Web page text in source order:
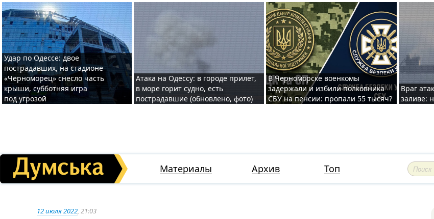
Удар по Одессе: двое
пострадавших, на стадионе
«Черноморец» снесло часть
крыши, субботняя игра
под угрозой
Атака на Одессу: в городе прилет,
в море горит судно, есть
пострадавшие (обновлено, фото)
В Черноморске военкомы
задержали и избили полковника
СБУ на пенсии: пропали 55 тысяч?
Враг
заливе:
Материалы Архив Топ
12 июля 2022, 21:03